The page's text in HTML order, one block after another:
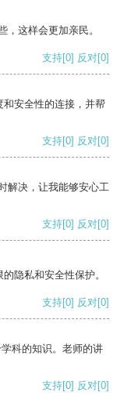
，这样会更加亲民。
支持[0] 反对[0]
安全性的连接，并帮
支持[0] 反对[0]
解决，让我能够安心工
支持[0] 反对[0]
隐私和安全性保护。
支持[0] 反对[0]
科的知识。老师的讲
支持[0] 反对[0]